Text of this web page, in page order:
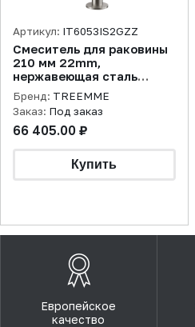
Артикул: IT6053IS2GZZ
Смеситель для раковины
210 мм 22mm,
нержавеющая сталь
брашированная
Бренд: TREEMME
Заказ: Под заказ
66 405.00 ₽
Европейское
качество